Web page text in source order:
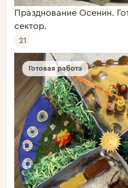
Празднование Осенин.
сектор.
21
Готовая работа